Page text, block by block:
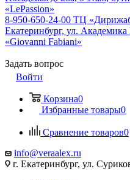
«LePassion»
8-950-650-24-00 ТЦ
Екатеринбург, ул.
«Giovanni Fabiani»
Задать вопрос
Войти
Корзина0
Избранные товары0
Сравнение товаров0
info@veraalex.ru
г. Екатеринбург, ул.